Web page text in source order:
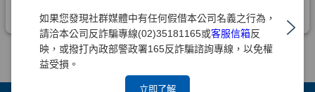
如果您發現社群媒體中有任何假借本公司名義之行為，
請洽本公司反詐騙專線(02)35181165或客服信箱反
映，或撥打內政部警政署165反詐騙諮詢專線，以免權
益受損。
立即了解